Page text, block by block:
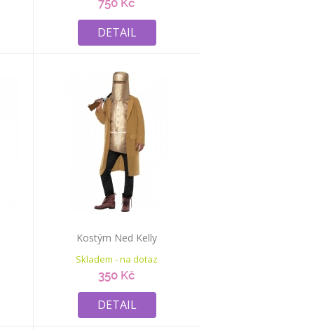
750 Kč
DETAIL
Kostým Ned Kelly
Skladem - na dotaz
350 Kč
DETAIL